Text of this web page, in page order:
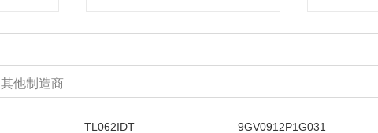
其他制造商
TL062IDT 9GV0912P1G031